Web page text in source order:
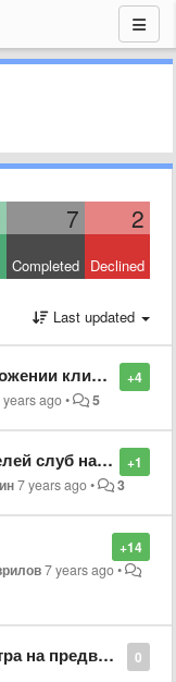
7 2
Completed Declined
Last updated
+4
клиента.
years ago• 5
+1
на HiveTaxi
7 years ago• 3
+14
7 years ago•
0
заказе.